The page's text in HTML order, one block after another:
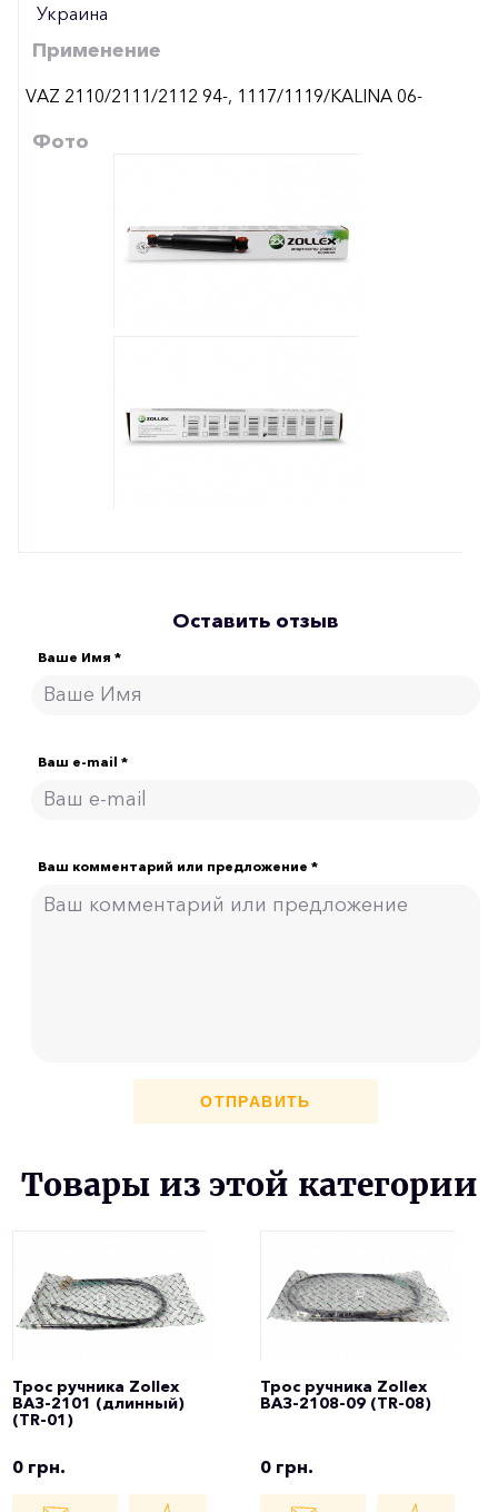
Украина
Применение
VAZ 2110/2111/2112 94-, 1117/1119/KALINA 06-
Фото
Оставить отзыв
Ваше Имя *
Ваш e-mail *
Ваш комментарий или предложение *
ОТПРАВИТЬ
Товары из этой категории
Трос ручника Zollex
ВАЗ-2101 (длинный)
(TR-01)
0 грн.
Трос ручника Zollex
ВАЗ-2108-09 (TR-08)
0 грн.